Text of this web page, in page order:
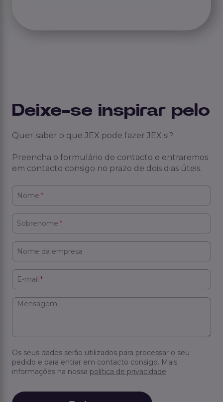
Deixe-se inspirar pelo
Quer saber o que JEX pode fazer JEX si?
Preencha o formulário de contacto e entraremos
em contacto consigo no prazo de dois dias úteis.
Nome *
Sobrenome *
Nome da empresa
E-mail *
Mensagem
Os seus dados serão utilizados para processar o seu
pedido e para entrar em contacto consigo. Mais
informações na nossa política de privacidade.